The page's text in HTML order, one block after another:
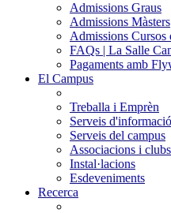
Admissions Graus
Admissions Màsters
Admissions Cursos
FAQs | La Salle
Pagaments amb
El Campus
Treballa i Emprèn
Serveis
Serveis del campus
Associacions i
Instal·lacions
Esdeveniments
Recerca